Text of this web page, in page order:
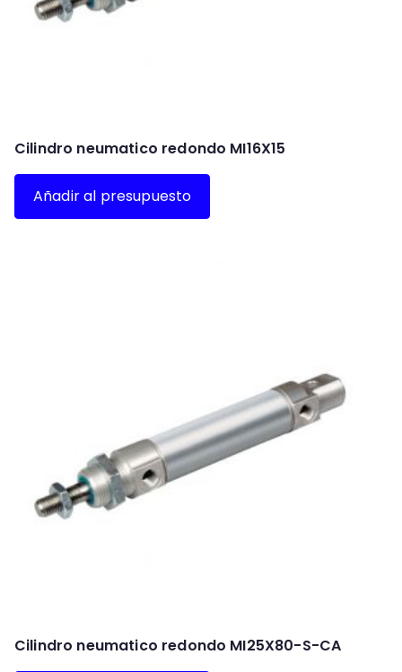
Cilindro neumatico redondo MI16X15
Añadir al presupuesto
Cilindro neumatico redondo MI25X80-S-CA